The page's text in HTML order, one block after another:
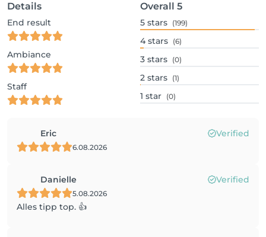
Details
End result
Ambiance
Staff
Overall 5
5 stars (199)
4 stars (6)
3 stars (0)
2 stars (1)
1 star (0)
Eric Verified
6.08.2026
Danielle Verified
5.08.2026
Alles tipp top. 👍